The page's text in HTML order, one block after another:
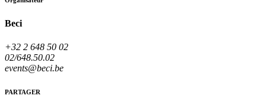
Beci
+32 2 648 50 02
02/648.50.02
events@beci.be
PARTAGER